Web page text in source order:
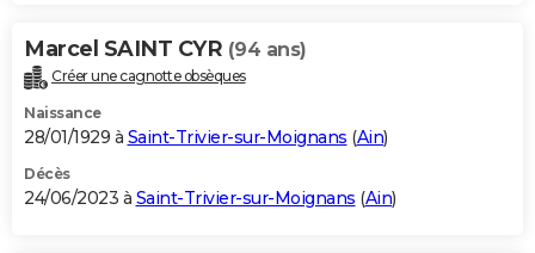
Marcel SAINT CYR (94 ans)
Créer une cagnotte obsèques
Naissance
28/01/1929 à Saint-Trivier-sur-Moignans (Ain)
Décès
24/06/2023 à Saint-Trivier-sur-Moignans (Ain)